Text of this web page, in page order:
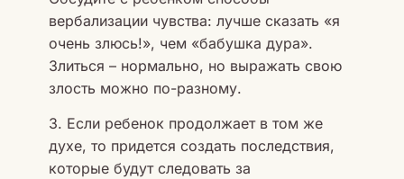
вербализации чувства: лучше сказать «я
очень злюсь!», чем «бабушка дура».
Злиться – нормально, но выражать свою
злость можно по-разному.
3. Если ребенок продолжает в том же
духе, то придется создать последствия,
которые будут следовать за